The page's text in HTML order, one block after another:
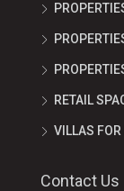
RETAIL
VILLAS
Contact Us